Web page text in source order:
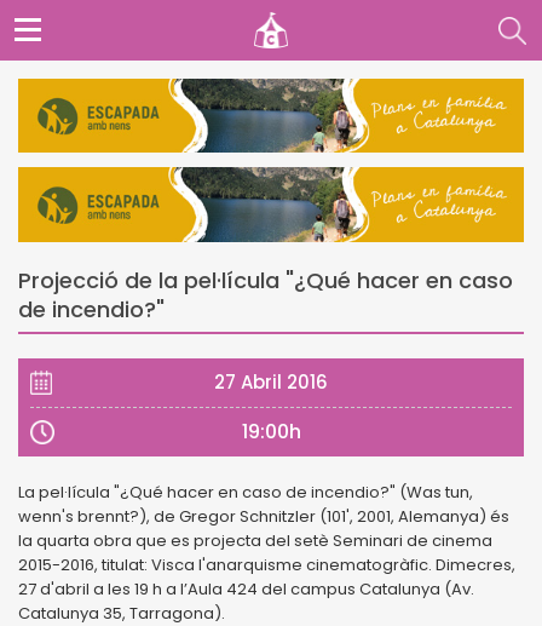
Projecció de la pel·lícula "¿Qué hacer en caso
de incendio?"
27 Abril 2016
19:00h
La pel·lícula "¿Qué hacer en caso de incendio?" (Was tun,
wenn's brennt?), de Gregor Schnitzler (101', 2001, Alemanya) és
la quarta obra que es projecta del setè Seminari de cinema
2015-2016, titulat: Visca l'anarquisme cinematogràfic. Dimecres,
27 d'abril a les 19 h a l’Aula 424 del campus Catalunya (Av.
Catalunya 35, Tarragona).